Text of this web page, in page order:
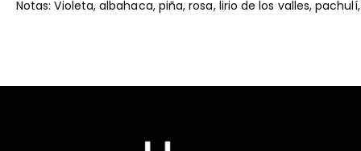
Notas: Violeta, albahaca, piña, rosa, lirio de los valles,